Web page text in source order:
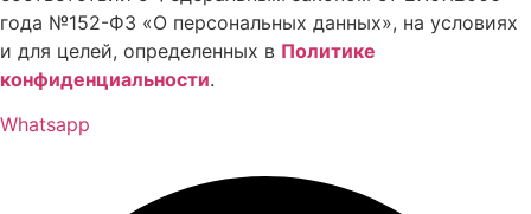
года №152-ФЗ «О персональных данных», на условиях
и для целей, определенных в Политике
конфиденциальности.
Whatsapp